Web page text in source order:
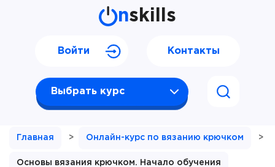
nskills
Выбрать курс
Войти Контакты
Главная > Онлайн-курс по вязанию крючком >
Основы вязания крючком. Начало обучения